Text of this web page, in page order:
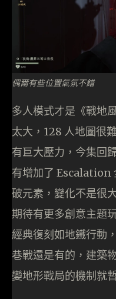
偶爾有些位置氣氛不錯
多人模式才是《戰地
太大，128 人地圖很
有巨大壓力，今集回
有增加了 Escalation
破元素，變化不是很
期待有更多創意主題
經典復刻如地鐵行動
巷戰還是有的，建築
變地形戰局的機制就